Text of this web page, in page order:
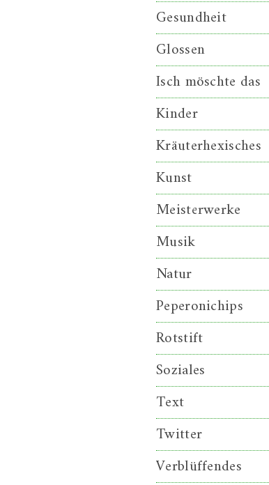
Gesundheit
Glossen
Isch möschte das
Kinder
Kräuterhexisches
Kunst
Meisterwerke
Musik
Natur
Peperonichips
Rotstift
Soziales
Text
Twitter
Verblüffendes